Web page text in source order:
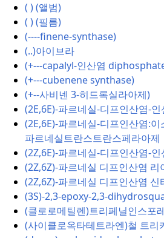
( ) (앨범)
( ) (필름)
(----finene-synthase)
(..)아이브라
(+---capalyl-인산염
(+---cubenene synthase)
(+--사비넨 3-히드록실라아제)
(2E,6E)-파르네실-디프인산염-
(2E,6E)-파르네실-디프인산염:
파르네실트란스트란스페라아제
(2Z,6E)-파르네실-디프인산염-인
(2Z,6Z)-파르네실 디프인산염 리
(2Z,6Z)-파르네실 디프인산염 신
(3S)-2,3-epoxy-2,3-
(클로로메틸렌)트리페닐인스포
(사이클로옥타테트라엔)철 트리